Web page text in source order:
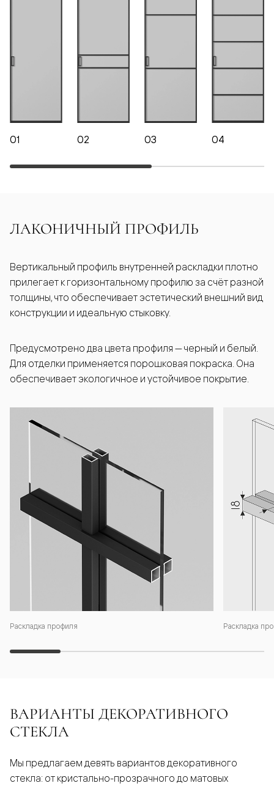
01 02 03 04
ЛАКОНИЧНЫЙ ПРОФИЛЬ
Раскладка профиля Раскладка
Вертикальный профиль внутренней раскладки плотно
прилегает к горизонтальному профилю за счёт разной
толщины, что обеспечивает эстетический внешний вид
конструкции и идеальную стыковку.
Предусмотрено два цвета профиля — черный и белый.
Для отделки применяется порошковая покраска. Она
обеспечивает экологичное и устойчивое покрытие.
ВАРИАНТЫ ДЕКОРАТИВНОГО
СТЕКЛА
Мы предлагаем девять вариантов декоративного
стекла: от кристально-прозрачного до матовых